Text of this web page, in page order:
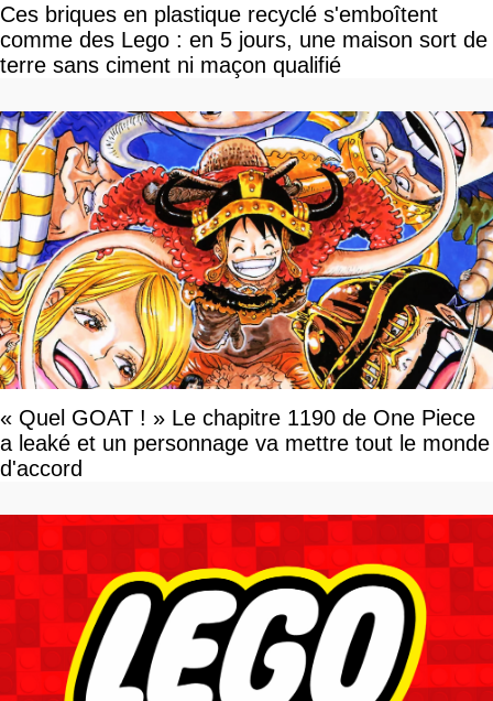
Ces briques en plastique recyclé s'emboîtent
comme des Lego : en 5 jours, une maison sort de
terre sans ciment ni maçon qualifié
« Quel GOAT ! » Le chapitre 1190 de One Piece
a leaké et un personnage va mettre tout le monde
d'accord